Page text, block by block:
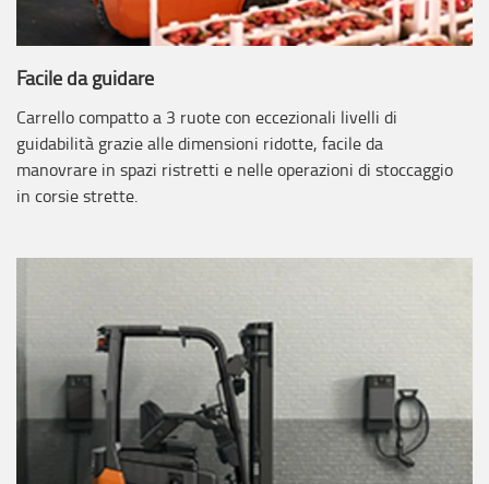
Facile da guidare
Carrello compatto a 3 ruote con eccezionali livelli di
guidabilità grazie alle dimensioni ridotte, facile da
manovrare in spazi ristretti e nelle operazioni di stoccaggio
in corsie strette.